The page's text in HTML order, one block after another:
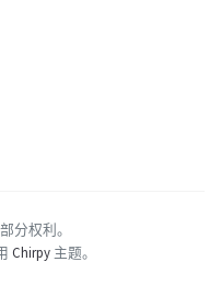
分权利。
Chirpy 主题。